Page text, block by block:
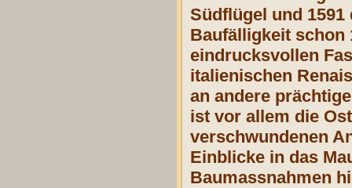
Südflügel und
Baufälligkeit schon
eindrucksvollen
italienischen
an andere
ist vor allem die
verschwundenen
Einblicke in das
Baumassnahmen